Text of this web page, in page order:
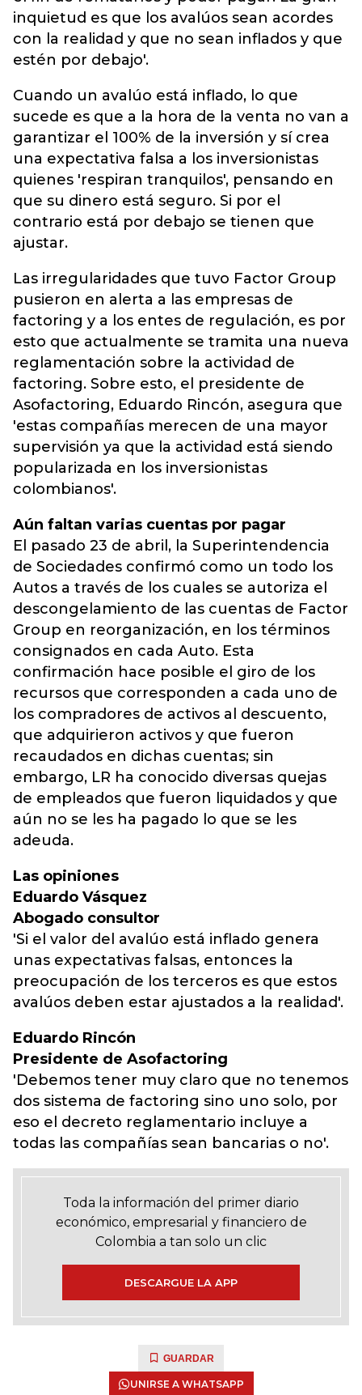
inquietud es que los avalúos sean acordes
con la realidad y que no sean inflados y que
estén por debajo'.
Cuando un avalúo está inflado, lo que
sucede es que a la hora de la venta no van a
garantizar el 100% de la inversión y sí crea
una expectativa falsa a los inversionistas
quienes 'respiran tranquilos', pensando en
que su dinero está seguro. Si por el
contrario está por debajo se tienen que
ajustar.
Las irregularidades que tuvo Factor Group
pusieron en alerta a las empresas de
factoring y a los entes de regulación, es por
esto que actualmente se tramita una nueva
reglamentación sobre la actividad de
factoring. Sobre esto, el presidente de
Asofactoring, Eduardo Rincón, asegura que
'estas compañías merecen de una mayor
supervisión ya que la actividad está siendo
popularizada en los inversionistas
colombianos'.
Aún faltan varias cuentas por pagar
El pasado 23 de abril, la Superintendencia
de Sociedades confirmó como un todo los
Autos a través de los cuales se autoriza el
descongelamiento de las cuentas de Factor
Group en reorganización, en los términos
consignados en cada Auto. Esta
confirmación hace posible el giro de los
recursos que corresponden a cada uno de
los compradores de activos al descuento,
que adquirieron activos y que fueron
recaudados en dichas cuentas; sin
embargo, LR ha conocido diversas quejas
de empleados que fueron liquidados y que
aún no se les ha pagado lo que se les
adeuda.
Las opiniones
Eduardo Vásquez
Abogado consultor
'Si el valor del avalúo está inflado genera
unas expectativas falsas, entonces la
preocupación de los terceros es que estos
avalúos deben estar ajustados a la realidad'.
Eduardo Rincón
Presidente de Asofactoring
'Debemos tener muy claro que no tenemos
dos sistema de factoring sino uno solo, por
eso el decreto reglamentario incluye a
todas las compañías sean bancarias o no'.
Toda la información del primer diario
económico, empresarial y financiero de
Colombia a tan solo un clic
DESCARGUE LA APP
GUARDAR
UNIRSE A WHATSAPP